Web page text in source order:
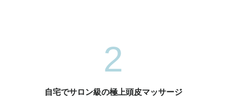
2
自宅でサロン級の極上頭皮マッサージ